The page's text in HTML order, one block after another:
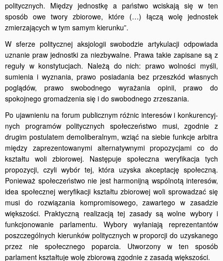
politycznych. Między jedno­stkę a państwo wciskają się w ten
sposób owe twory zbiorowe, które (…) łączą wolę jednostek
zmierzających w tym samym kierunku”.
W sferze politycznej aksjologii swobodzie artykulacji odpowiada
uznanie praw jednostki za niezbywalne. Prawa takie zapisane są z
reguły w konstytucjach. Należą do nich: prawo wolności myśli,
sumienia i wyznania, prawo posiadania bez przeszkód własnych
poglądów, prawo swobodnego wyrażania opinii, prawo do
spokojnego gromadzenia się i do swobodnego zrzeszania.
Po ujawnieniu na forum publicznym różnic interesów i konkurencyj­
nych programów politycznych społeczeństwo musi, zgodnie z
drugim postulatem demoliberalnym, wziąć na siebie funkcje arbitra
między zaprezentowanymi alternatywnymi propozycjami co do
kształtu woli zbiorowej. Następuje społeczna weryfikacja tych
propozycji, czyli wybór tej, która uzyska akceptację społeczną.
Ponieważ społeczeństwo nie jest harmonijną wspólnotą interesów,
idea społecznej weryfikacji kształtu zbiorowej woli sprowadzać się
musi do rozwiązania kompromisowego, zawartego w zasadzie
większości. Praktyczną realizacją tej zasady są wolne wybory i
funkcjonowanie parlamentu. Wybory wyłaniają reprezentantów
poszczególnych kierunków politycznych w proporcji do uzyskanego
przez nie społecznego poparcia. Utworzony w ten sposób
parlament kształtuje wolę zbiorową zgodnie z zasadą większości.